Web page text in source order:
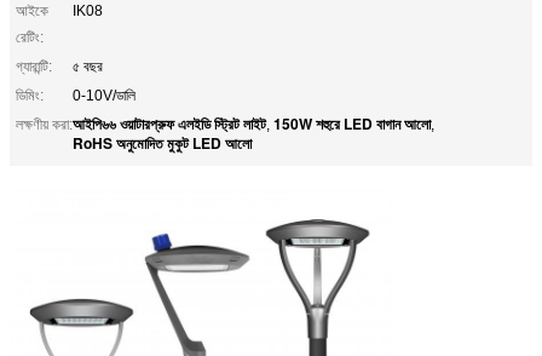
আইকে
রেটিং:
IK08
গ্যারান্টি:
৫ বছর
ডিমিং:
0-10V/ডালি
লক্ষণীয় করা:আইপি৬৬ ওয়াটারপ্রুফ এলইডি স্ট্রিট লাইট, 150W শহুরে LED বাগান আলো,
RoHS অনুমোদিত মুকুট LED আলো